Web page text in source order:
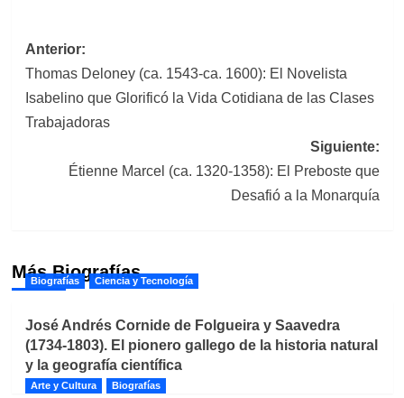
Navegación
de
entradas
Anterior:
Thomas Deloney (ca. 1543-ca. 1600): El Novelista
Isabelino que Glorificó la Vida Cotidiana de las Clases
Trabajadoras
Siguiente:
Étienne Marcel (ca. 1320-1358): El Preboste que
Desafió a la Monarquía
Más Biografías
Biografías Ciencia y Tecnología
José Andrés Cornide de Folgueira y Saavedra
(1734-1803). El pionero gallego de la historia natural
y la geografía científica
Arte y Cultura Biografías